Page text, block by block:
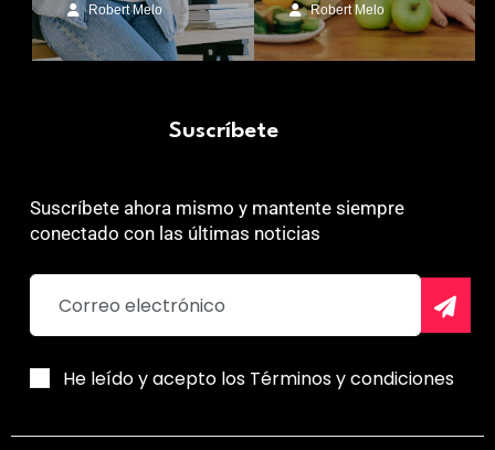
Robert Melo Robert Melo
Suscríbete
Suscríbete ahora mismo y mantente siempre
conectado con las últimas noticias
He leído y acepto los Términos y condiciones